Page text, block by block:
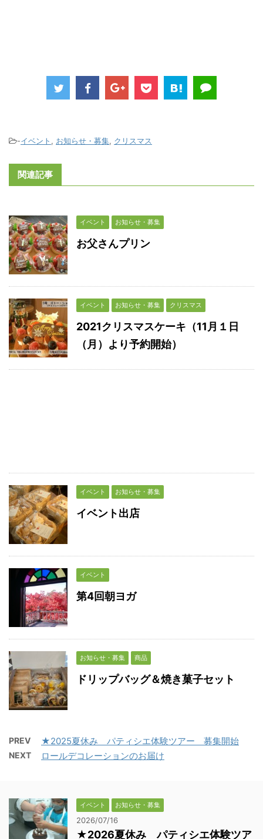
-イベント , お知らせ・募集, クリスマス
関連記事
イベント お知らせ・募集
お父さんプリン
イベント お知らせ・募集 クリスマス
2021クリスマスケーキ（11月１日
（月）より予約開始）
イベント お知らせ・募集
イベント出店
イベント
第4回朝ヨガ
お知らせ・募集 商品
ドリップバッグ＆焼き菓子セット
PREV ★2025夏休み パティシエ体験ツアー 募集開始
NEXT ロールデコレーションのお届け
イベント お知らせ・募集
2026/07/16
★2026夏休み パティシエ体験ツア